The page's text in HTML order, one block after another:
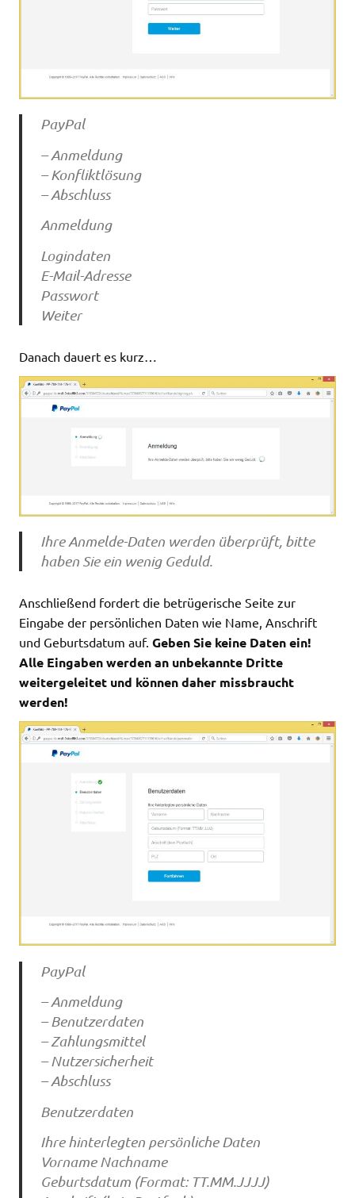
PayPal
– Anmeldung
– Konfliktlösung
– Abschluss
Anmeldung
Logindaten
E-Mail-Adresse
Passwort
Weiter
Danach dauert es kurz…
Ihre Anmelde-Daten werden überprüft, bitte
haben Sie ein wenig Geduld.
Anschließend fordert die betrügerische Seite zur
Eingabe der persönlichen Daten wie Name, Anschrift
und Geburtsdatum auf. Geben Sie keine Daten ein!
Alle Eingaben werden an unbekannte Dritte
weitergeleitet und können daher missbraucht
werden!
PayPal
– Anmeldung
– Benutzerdaten
– Zahlungsmittel
– Nutzersicherheit
– Abschluss
Benutzerdaten
Ihre hinterlegten persönliche Daten
Vorname Nachname
Geburtsdatum (Format: TT.MM.JJJJ)